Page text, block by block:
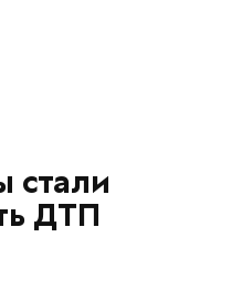
стали
ДТП